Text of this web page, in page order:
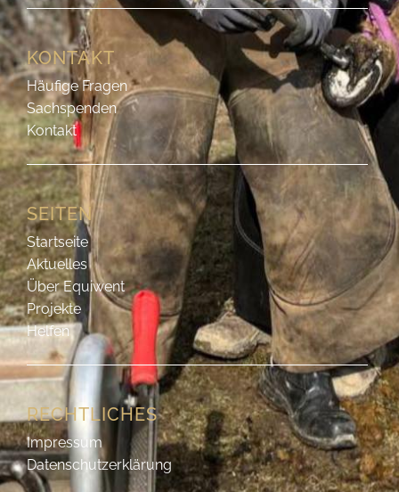
KONTAKT
Häufige Fragen
Sachspenden
Kontakt
SEITEN
Startseite
Aktuelles
Über Equiwent
Projekte
Helfen
RECHTLICHES
Impressum
Datenschutzerklärung